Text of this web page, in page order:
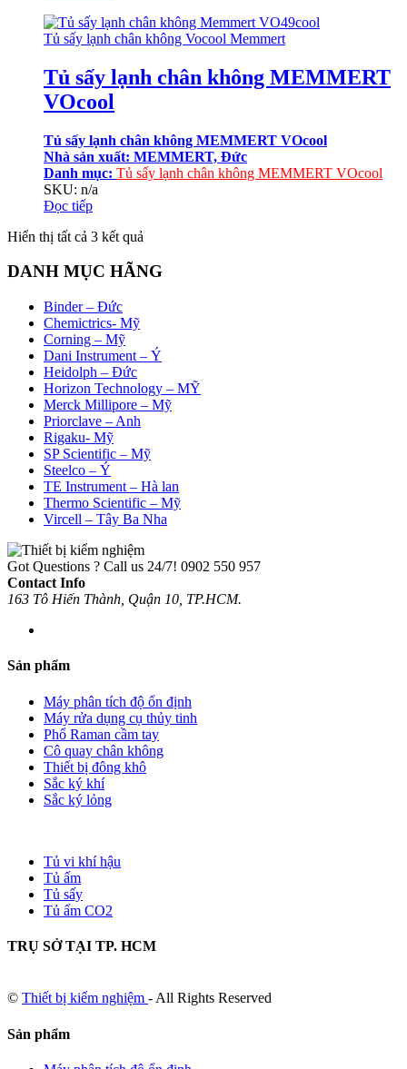
Tủ sấy lạnh chân không Vocool Memmert
Tủ sấy lạnh chân không MEMMERT
VOcool
Tủ sấy lạnh chân không MEMMERT VOcool
Nhà sản xuất: MEMMERT, Đức
Danh mục: Tủ sấy lạnh chân không MEMMERT VOcool
SKU: n/a
Đọc tiếp
Hiển thị tất cả 3 kết quả
xếp
DANH MỤC HÃNG
Binder – Đức
Chemictrics- Mỹ
Corning – Mỹ
Dani Instrument – Ý
Heidolph – Đức
Horizon Technology – MỸ
Merck Millipore – Mỹ
Priorclave – Anh
Rigaku- Mỹ
SP Scientific – Mỹ
Steelco – Ý
TE Instrument – Hà lan
Thermo Scientific – Mỹ
Vircell – Tây Ba Nha
Got Questions ? Call us 24/7! 0902 550 957
Contact Info
163 Tô Hiến Thành, Quận 10, TP.HCM.
Sản phẩm
Máy phân tích độ ổn định
Máy rửa dụng cụ thủy tinh
Phổ Raman cầm tay
Cô quay chân không
Thiết bị đông khô
Sắc ký khí
Sắc ký lỏng
Tủ vi khí hậu
Tủ ấm
Tủ sấy
Tủ ấm CO2
TRỤ SỞ TẠI TP. HCM
© Thiết bị kiểm nghiệm - All Rights Reserved
Sản phẩm